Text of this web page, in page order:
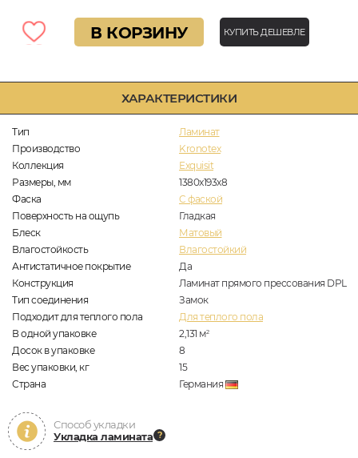
ХАРАКТЕРИСТИКИ
Тип
Ламинат
Производство
Kronotex
Коллекция
Exquisit
Размеры, мм
1380x193x8
Фаска
C фаской
Поверхность на ощупь
Гладкая
Блеск
Матовый
Влагостойкость
Влагостойкий
Антистатичное покрытие
Да
Конструкция
Ламинат прямого прессования DPL
Тип соединения
Замок
Подходит для теплого пола
Для теплого пола
В одной упаковке
2,131 м2
Досок в упаковке
8
Вес упаковки, кг
15
Страна
Германия
Способ укладки
Укладка ламината
В КОРЗИНУ КУПИТЬ ДЕШЕВЛЕ